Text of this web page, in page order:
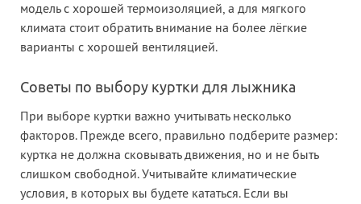
модель с хорошей термоизоляцией, а для мягкого
климата стоит обратить внимание на более лёгкие
варианты с хорошей вентиляцией.
Советы по выбору куртки для лыжника
При выборе куртки важно учитывать несколько
факторов. Прежде всего, правильно подберите размер:
куртка не должна сковывать движения, но и не быть
слишком свободной. Учитывайте климатические
условия, в которых вы будете кататься. Если вы